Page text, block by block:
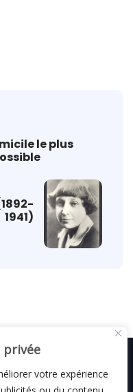
privée
votre expérience
le plus
1941)